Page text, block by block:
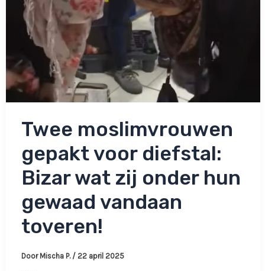
Twee moslimvrouwen
gepakt voor diefstal:
Bizar wat zij onder hun
gewaad vandaan
toveren!
Door Mischa P. / 22 april 2025